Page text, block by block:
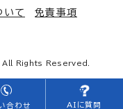
合わせ AIに質問
いて
免責事項
Rights Reserved.